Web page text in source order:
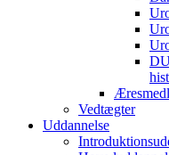
Vedtægter
Uddannelse